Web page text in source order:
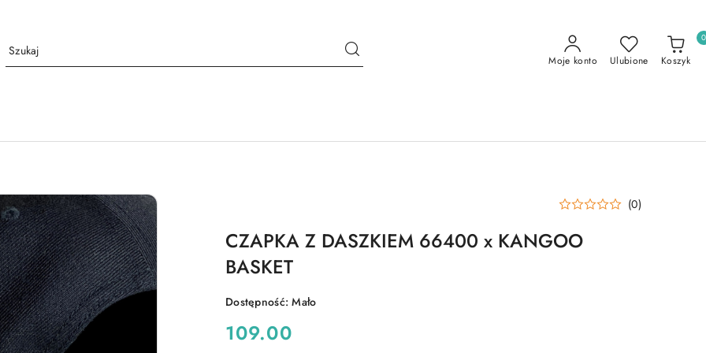
Moje konto Ulubione Koszyk
0
(0)
CZAPKA Z DASZKIEM 66400 x KANGOO
BASKET
Dostępność:Mało
cena:
109.00